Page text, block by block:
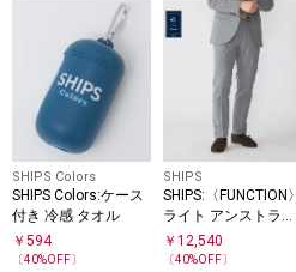
SHIPS Colors
SHIPS Colors:ケース
付き 冷感 タオル
￥ 594
〔40%OFF〕
SHIPS
SHIPS:〈FUNCTION〉
ライト アンストラク
チャード スラックス
(セットアップ対応)
￥12,540
〔40%OFF〕